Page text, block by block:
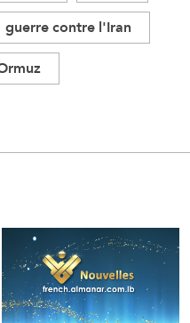
guerre contre l'Iran